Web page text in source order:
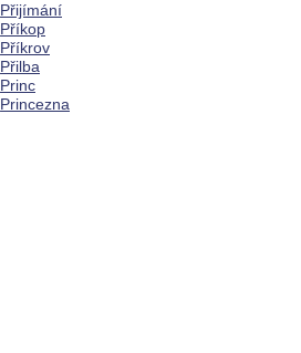
Přijímání
Příkop
Příkrov
Přilba
Princ
Princezna